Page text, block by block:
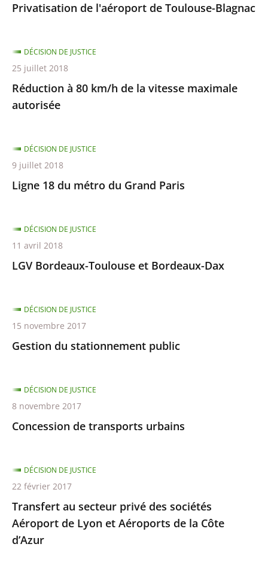
Privatisation de l'aéroport de Toulouse-Blagnac
Réduction à 80 km/h de la vitesse maximale
autorisée
DÉCISION DE JUSTICE
25 juillet 2018
Ligne 18 du métro du Grand Paris
DÉCISION DE JUSTICE
9 juillet 2018
LGV Bordeaux-Toulouse et Bordeaux-Dax
DÉCISION DE JUSTICE
11 avril 2018
Gestion du stationnement public
DÉCISION DE JUSTICE
15 novembre 2017
Concession de transports urbains
DÉCISION DE JUSTICE
8 novembre 2017
Transfert au secteur privé des sociétés
Aéroport de Lyon et Aéroports de la Côte
d’Azur
DÉCISION DE JUSTICE
22 février 2017